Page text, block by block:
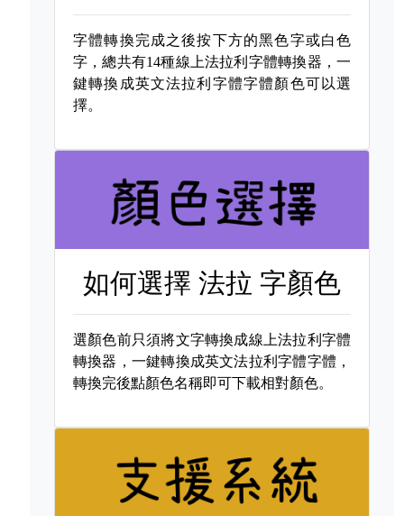
字體轉換完成之後按下方的黑色字或白色
字，總共有14種線上法拉利字體轉換器，一
鍵轉換成英文法拉利字體字體顏色可以選
擇。
如何選擇法拉 字顏色
選顏色前只須將文字轉換成線上法拉利字體
轉換器，一鍵轉換成英文法拉利字體字體，
轉換完後點顏色名稱即可下載相對顏色。